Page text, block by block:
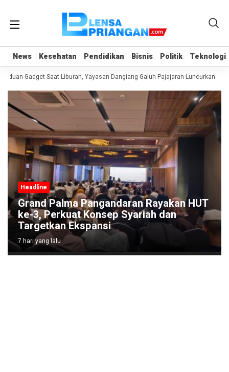
News Kesehatan Pendidikan Bisnis Politik Teknologi
News Kesehatan Pendidikan Bisnis Politik Teknologi
Gadget Saat Liburan, Yayasan Dangiang Galuh Pajajaran Luncurkan
Headline
Grand Palma Pangandaran Rayakan HUT
ke-3, Perkuat Konsep Syariah dan
Targetkan Ekspansi
7 hari yang lalu